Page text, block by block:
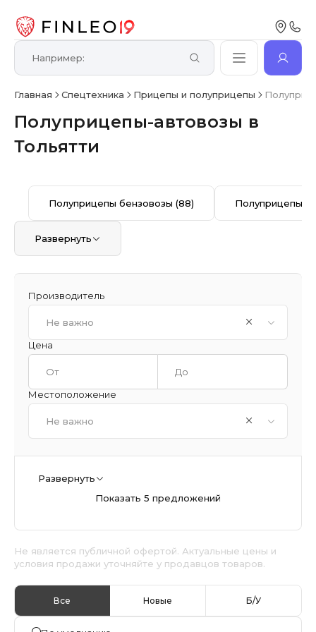
Главная Спецтехника Прицепы и полуприцепы
Полуприцепы-автовозы в
Тольятти
Полуприцепы бензовозы(88) Полуприцепы
Развернуть
Производитель
Не важно
Цена
Местоположение
Не важно
Развернуть
Показать 5 предложений
Не является публичной офертой. Актуальные цены и
условия продажи уточняйте у продавцов товаров.
Все Новые Б/У